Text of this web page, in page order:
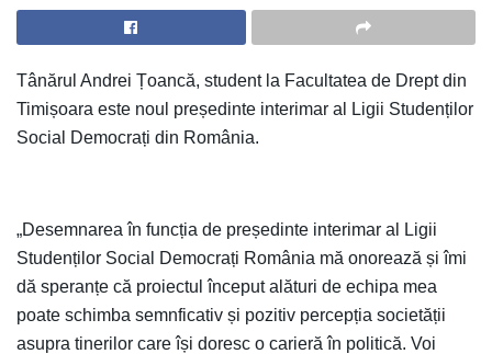
Tânărul Andrei Țoancă, student la Facultatea de Drept din
Timișoara este noul președinte interimar al Ligii Studenților
Social Democrați din România.
„Desemnarea în funcția de președinte interimar al Ligii
Studenților Social Democrați România mă onorează și îmi
dă speranțe că proiectul început alături de echipa mea
poate schimba semnficativ și pozitiv percepția societății
asupra tinerilor care își doresc o carieră în politică. Voi